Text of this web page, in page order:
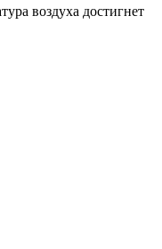
воздуха достигнет